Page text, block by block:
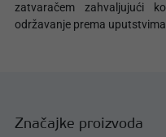
zatvaračem zahvaljujući
održavanje prema
Značajke proizvoda